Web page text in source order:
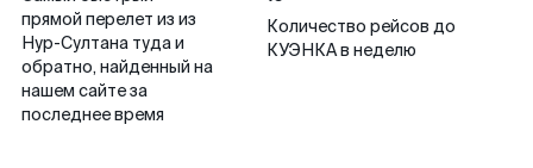
прямой перелет из из
Нур-Султана туда и
обратно, найденный на
нашем сайте за
последнее время
Количество рейсов до
КУЭНКА в неделю